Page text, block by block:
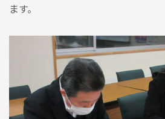
ます。